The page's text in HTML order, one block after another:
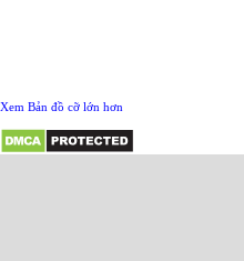
Xem Bản đồ cỡ lớn hơn